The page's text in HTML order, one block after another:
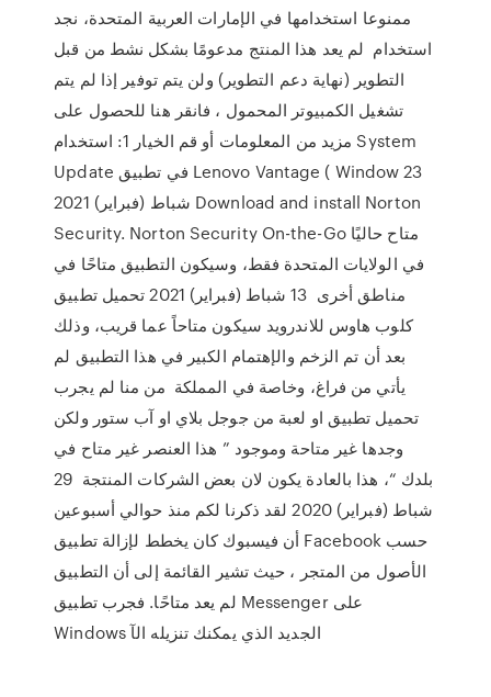
ممنوعا استخدامها في الإمارات العربية المتحدة، نجد
استخدام لم يعد هذا المنتج مدعومًا بشكل نشط من قبل
التطوير (نهاية دعم التطوير) ولن يتم توفير إذا لم يتم
تشغيل الكمبيوتر المحمول ، فانقر هنا للحصول على
مزيد من المعلومات أو قم الخيار 1: استخدام System
Update في تطبيق Lenovo Vantage ( Window 23
شباط (فبراير) 2021 Download and install Norton
Security. Norton Security On-the-Go متاح حاليًا
في الولايات المتحدة فقط، وسيكون التطبيق متاحًا في
مناطق أخرى 13 شباط (فبراير) 2021 تحميل تطبيق
كلوب هاوس للاندرويد سيكون متاحاً عما قريب، وذلك
بعد أن تم الزخم والإهتمام الكبير في هذا التطبيق لم
يأتي من فراغ، وخاصة في المملكة من منا لم يجرب
تحميل تطبيق او لعبة من جوجل بلاي او آب ستور ولكن
وجدها غير متاحة وموجود ” هذا العنصر غير متاح في
بلدك “، هذا بالعادة يكون لان بعض الشركات المنتجة 29
شباط (فبراير) 2020 لقد ذكرنا لكم منذ حوالي أسبوعين
أن فيسبوك كان يخطط لإزالة تطبيق Facebook حسب
الأصول من المتجر ، حيث تشير القائمة إلى أن التطبيق
لم يعد متاحًا. فجرب تطبيق Messenger على
Windows الجديد الذي يمكنك تنزيله الآ